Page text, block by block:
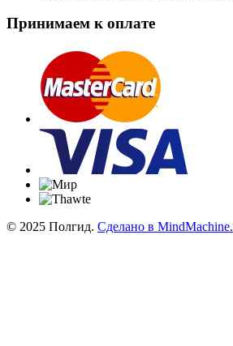
Принимаем к оплате
© 2025 Полгид. Сделано в MindMachine.